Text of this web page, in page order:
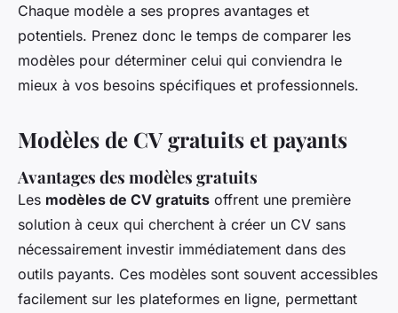
Chaque modèle a ses propres avantages et
potentiels. Prenez donc le temps de comparer les
modèles pour déterminer celui qui conviendra le
mieux à vos besoins spécifiques et professionnels.
Modèles de CV gratuits et payants
Avantages des modèles gratuits
Les modèles de CV gratuits offrent une première
solution à ceux qui cherchent à créer un CV sans
nécessairement investir immédiatement dans des
outils payants. Ces modèles sont souvent accessibles
facilement sur les plateformes en ligne, permettant